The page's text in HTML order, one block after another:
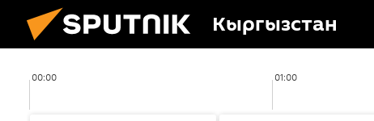
Кыргызстан
00:00 01:00